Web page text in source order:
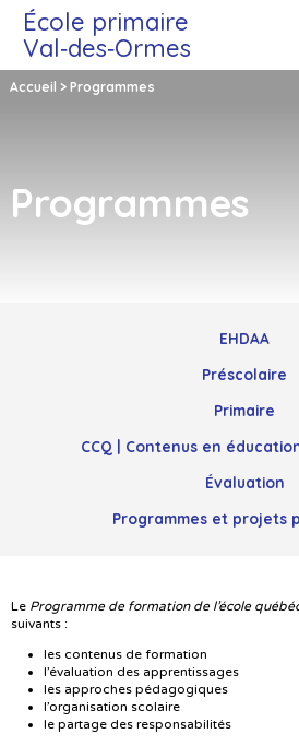
École primaire
Val‑des‑Ormes
Accueil > Programmes
Programmes
EHDAA
Préscolaire
Primaire
CCQ | Contenus en
Évaluation
Programmes et projets
Le Programme de formation de l’école
suivants :
les contenus de formation
l’évaluation des apprentissages
les approches pédagogiques
l’organisation scolaire
le partage des responsabilités